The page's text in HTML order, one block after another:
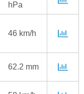
hPa
46 km/h
62.2 mm